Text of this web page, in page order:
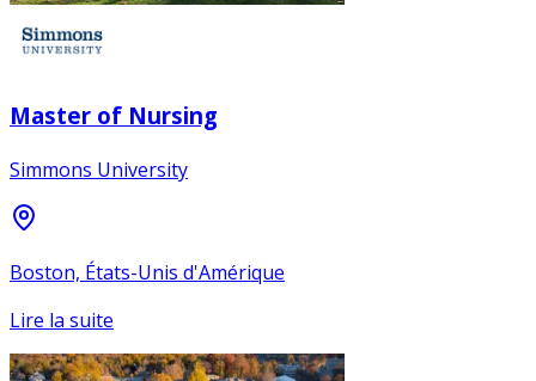
Master of Nursing
Simmons University
Boston, États-Unis d'Amérique
Lire la suite